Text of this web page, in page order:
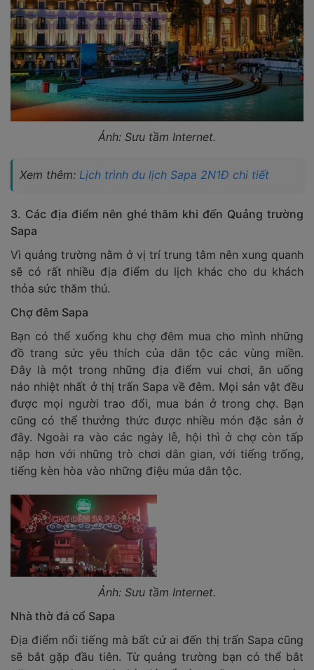
Ảnh: Sưu tầm Internet.
Xem thêm: Lịch trình du lịch Sapa 2N1Đ chi tiết
3. Các địa điểm nên ghé thăm khi đến Quảng trường
Sapa
Vì quảng trường nằm ở vị trí trung tâm nên xung quanh
sẽ có rất nhiều địa điểm du lịch khác cho du khách
thỏa sức thăm thú.
Chợ đêm Sapa
Bạn có thể xuống khu chợ đêm mua cho mình những
đồ trang sức yêu thích của dân tộc các vùng miền.
Đây là một trong những địa điểm vui chơi, ăn uống
náo nhiệt nhất ở thị trấn Sapa về đêm. Mọi sản vật đều
được mọi người trao đổi, mua bán ở trong chợ. Bạn
cũng có thể thưởng thức được nhiều món đặc sản ở
đây. Ngoài ra vào các ngày lễ, hội thì ở chợ còn tấp
nập hơn với những trò chơi dân gian, với tiếng trống,
tiếng kèn hòa vào những điệu múa dân tộc.
Ảnh: Sưu tầm Internet.
Nhà thờ đá cổ Sapa
Địa điểm nổi tiếng mà bất cứ ai đến thị trấn Sapa cũng
sẽ bắt gặp đầu tiên. Từ quảng trường bạn có thể bắt